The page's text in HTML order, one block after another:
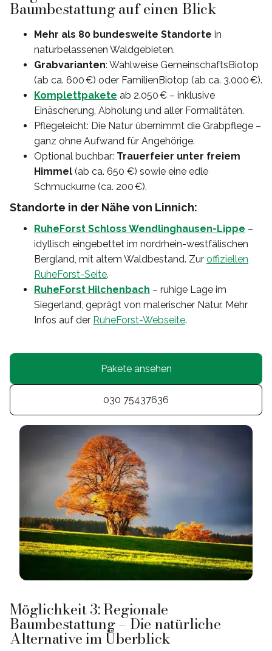
Baumbestattung auf einen Blick
Mehr als 80 bundesweite Standorte in
naturbelassenen Waldgebieten.
Grabvarianten: Wahlweise GemeinschaftsBiotop
(ab ca. 600 €) oder FamilienBiotop (ab ca. 3.000 €).
Komplettpakete ab 2.050 € – inklusive
Einäscherung, Abholung und aller Formalitäten.
Pflegeleicht: Die Natur übernimmt die Grabpflege –
ganz ohne Aufwand für Angehörige.
Optional buchbar: Trauerfeier unter freiem
Himmel (ab ca. 650 €) sowie eine edle
Schmuckurne (ca. 200 €).
Standorte in der Nähe von Linnich:
RuheForst Schloss Wendlinghausen-Lippe –
idyllisch eingebettet im nordrhein-westfälischen
Bergland, mit altem Waldbestand. Zur offiziellen
RuheForst-Seite.
RuheForst Hilchenbach – ruhige Lage im
Siegerland, geprägt von malerischer Natur. Mehr
Infos auf der RuheForst-Webseite.
Pakete ansehen
030 75437636
Möglichkeit 3: Regionale
Baumbestattung – Die natürliche
Alternative im Überblick